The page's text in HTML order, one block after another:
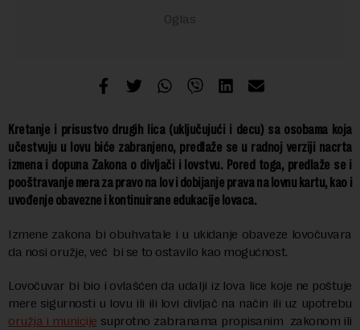
Kretanje i prisustvo drugih lica (uključujući i decu) sa osobama koja
učestvuju u lovu biće zabranjeno, predlaže se u radnoj verziji nacrta
izmena i dopuna Zakona o divljači i lovstvu. Pored toga, predlaže se i
pooštravanje mera za pravo na lov i dobijanje prava na lovnu kartu, kao i
uvođenje obavezne i kontinuirane edukacije lovaca.
Izmene zakona bi obuhvatale i u ukidanje obaveze lovočuvara
da nosi oružje, već bi se to ostavilo kao mogućnost.
Lovočuvar bi bio i ovlašćen da udalji iz lova lice koje ne poštuje
mere sigurnosti u lovu ili ili lovi divljač na način ili uz upotrebu
oružja i municije suprotno zabranama propisanim zakonom ili